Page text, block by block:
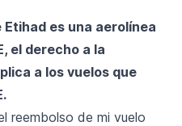
Etihad es una aerolínea
el derecho a la
a los vuelos que
reembolso de mi vuelo